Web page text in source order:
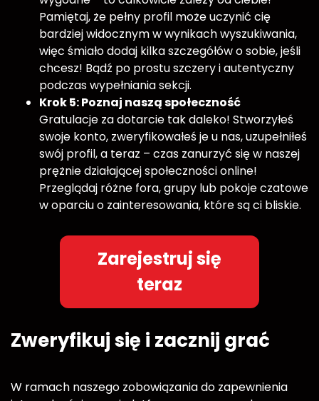
Pamiętaj, że pełny profil może uczynić cię
bardziej widocznym w wynikach wyszukiwania,
więc śmiało dodaj kilka szczegółów o sobie, jeśli
chcesz! Bądź po prostu szczery i autentyczny
podczas wypełniania sekcji.
Krok 5: Poznaj naszą społeczność
Gratulacje za dotarcie tak daleko! Stworzyłeś
swoje konto, zweryfikowałeś je u nas, uzupełniłeś
swój profil, a teraz – czas zanurzyć się w naszej
prężnie działającej społeczności online!
Przeglądaj różne fora, grupy lub pokoje czatowe
w oparciu o zainteresowania, które są ci bliskie.
Zarejestruj się
teraz
Zweryfikuj się i zacznij grać
W ramach naszego zobowiązania do zapewnienia